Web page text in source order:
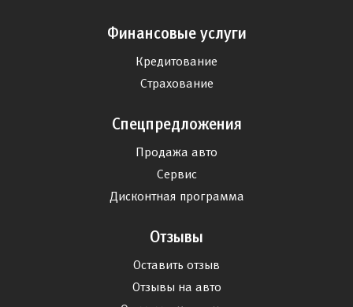
Финансовые услуги
Кредитование
Страхование
Спецпредложения
Продажа авто
Сервис
Дисконтная программа
Отзывы
Оставить отзыв
Отзывы на авто